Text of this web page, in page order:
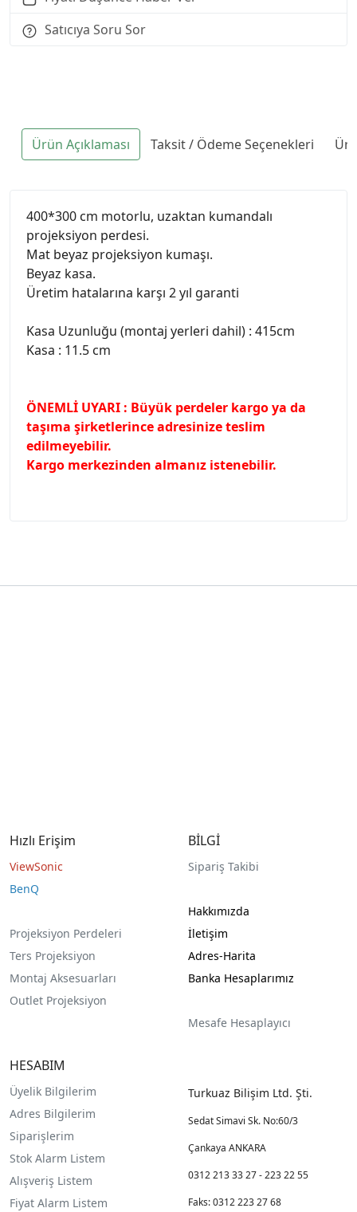
Satıcıya Soru Sor
Ürün Açıklaması Taksit / Ödeme Seçenekleri
400*300 cm motorlu, uzaktan kumandalı
projeksiyon perdesi.
Mat beyaz projeksiyon kumaşı.
Beyaz kasa.
Üretim hatalarına karşı 2 yıl garanti
Kasa Uzunluğu (montaj yerleri dahil) : 415cm
Kasa : 11.5 cm
ÖNEMLİ UYARI : Büyük perdeler kargo ya da
taşıma şirketlerince adresinize teslim
edilmeyebilir.
Kargo merkezinden almanız istenebilir.
Hızlı Erişim
ViewSonic
BenQ
Projeksiyon Perdeleri
Ters Projeksiyon
Montaj Aksesuarları
Outlet Projeksiyon
BİLGİ
Sipariş Takibi
Hakkımızda
İletişim
Adres-Harita
Banka Hesaplarımız
Mesafe Hesaplayıcı
HESABIM
Üyelik Bilgilerim
Adres Bilgilerim
Siparişlerim
Stok Alarm Listem
Alışveriş Listem
Fiyat Alarm Listem
Turkuaz Bilişim Ltd. Şti.
Sedat Simavi Sk. No:60/3
Çankaya ANKARA
0312 213 33 27 - 223 22 55
Faks: 0312 223 27 68